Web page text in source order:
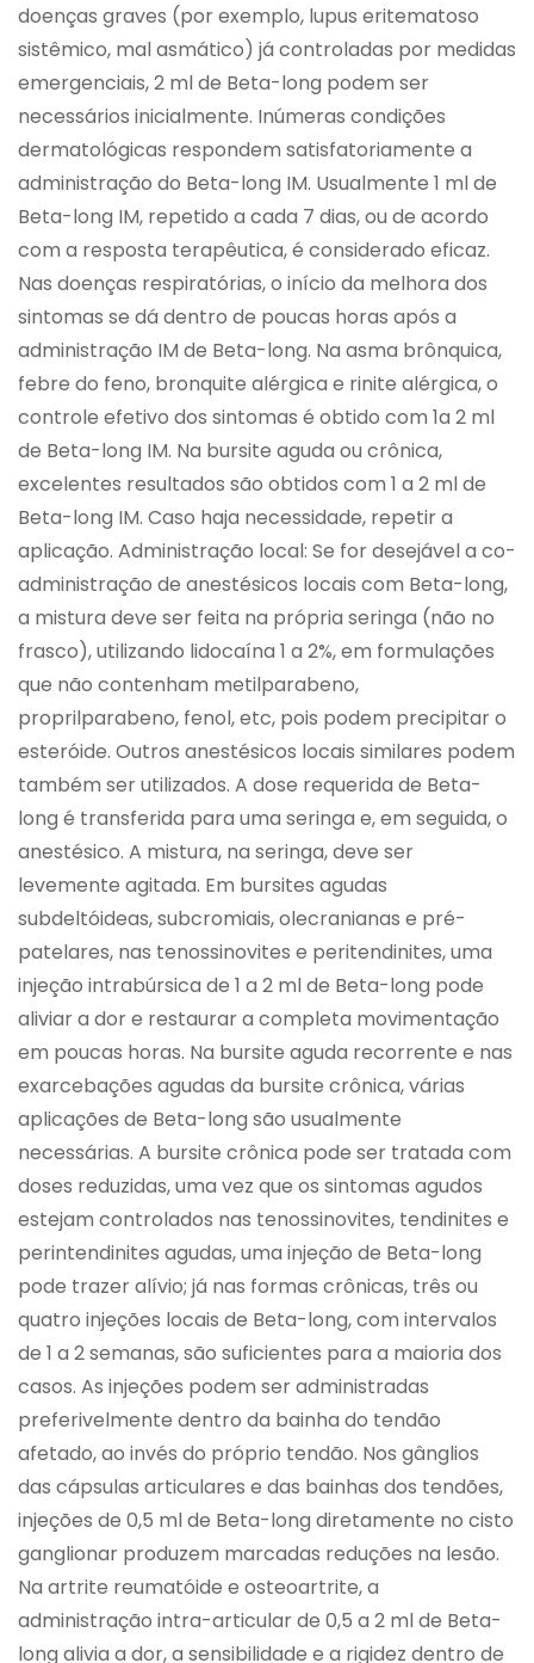
doenças graves (por exemplo, lupus eritematoso
sistêmico, mal asmático) já controladas por medidas
emergenciais, 2 ml de Beta-long podem ser
necessários inicialmente. Inúmeras condições
dermatológicas respondem satisfatoriamente a
administração do Beta-long IM. Usualmente 1 ml de
Beta-long IM, repetido a cada 7 dias, ou de acordo
com a resposta terapêutica, é considerado eficaz.
Nas doenças respiratórias, o início da melhora dos
sintomas se dá dentro de poucas horas após a
administração IM de Beta-long. Na asma brônquica,
febre do feno, bronquite alérgica e rinite alérgica, o
controle efetivo dos sintomas é obtido com 1a 2 ml
de Beta-long IM. Na bursite aguda ou crônica,
excelentes resultados são obtidos com 1 a 2 ml de
Beta-long IM. Caso haja necessidade, repetir a
aplicação. Administração local: Se for desejável a co-
administração de anestésicos locais com Beta-long,
a mistura deve ser feita na própria seringa (não no
frasco), utilizando lidocaína 1 a 2%, em formulações
que não contenham metilparabeno,
proprilparabeno, fenol, etc, pois podem precipitar o
esteróide. Outros anestésicos locais similares podem
também ser utilizados. A dose requerida de Beta-
long é transferida para uma seringa e, em seguida, o
anestésico. A mistura, na seringa, deve ser
levemente agitada. Em bursites agudas
subdeltóideas, subcromiais, olecranianas e pré-
patelares, nas tenossinovites e peritendinites, uma
injeção intrabúrsica de 1 a 2 ml de Beta-long pode
aliviar a dor e restaurar a completa movimentação
em poucas horas. Na bursite aguda recorrente e nas
exarcebações agudas da bursite crônica, várias
aplicações de Beta-long são usualmente
necessárias. A bursite crônica pode ser tratada com
doses reduzidas, uma vez que os sintomas agudos
estejam controlados nas tenossinovites, tendinites e
perintendinites agudas, uma injeção de Beta-long
pode trazer alívio; já nas formas crônicas, três ou
quatro injeções locais de Beta-long, com intervalos
de 1 a 2 semanas, são suficientes para a maioria dos
casos. As injeções podem ser administradas
preferivelmente dentro da bainha do tendão
afetado, ao invés do próprio tendão. Nos gânglios
das cápsulas articulares e das bainhas dos tendões,
injeções de 0,5 ml de Beta-long diretamente no cisto
ganglionar produzem marcadas reduções na lesão.
Na artrite reumatóide e osteoartrite, a
administração intra-articular de 0,5 a 2 ml de Beta-
long alivia a dor, a sensibilidade e a rigidez dentro de